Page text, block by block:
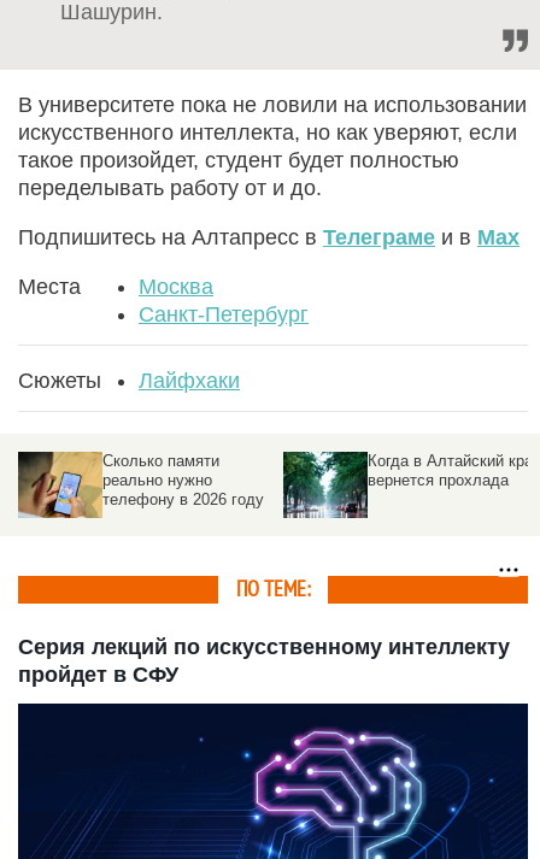
Шашурин.
В университете пока не ловили на использовании
искусственного интеллекта, но как уверяют, если
такое произойдет, студент будет полностью
переделывать работу от и до.
Подпишитесь на Алтапресс в Телеграме и в Max
Места
Москва
Санкт-Петербург
Сюжеты Лайфхаки
Когда в Алтайский край
вернется прохлада
Саженцы взошли у
лыжной базы «Динамо»
ПО ТЕМЕ:
Серия лекций по искусственному интеллекту
пройдет в СФУ